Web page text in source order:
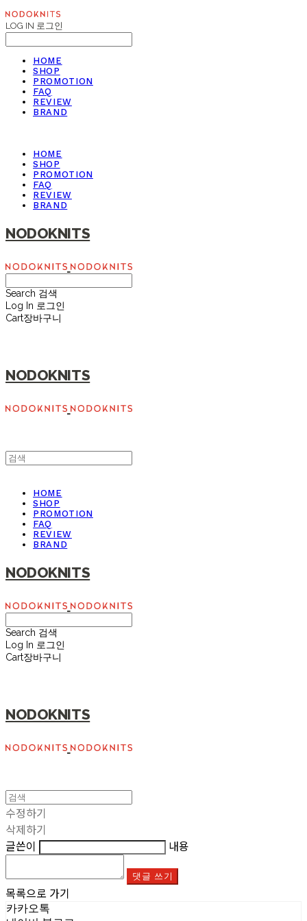
LOG IN 로그인
HOME
SHOP
PROMOTION
FAQ
REVIEW
BRAND
HOME
SHOP
PROMOTION
FAQ
REVIEW
BRAND
NODOKNITS
Search 검색
Log In 로그인
Cart장바구니
NODOKNITS
HOME
SHOP
PROMOTION
FAQ
REVIEW
BRAND
NODOKNITS
Search 검색
Log In 로그인
Cart장바구니
NODOKNITS
수정하기
삭제하기
글쓴이
내용
댓글 쓰기
목록으로 가기
카카오톡